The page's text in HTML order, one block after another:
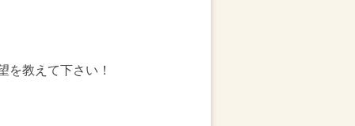
教えて下さい！